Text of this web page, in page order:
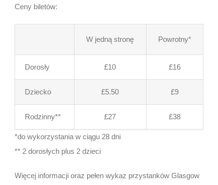
Ceny biletów:
W jedną stronę Powrotny*
Dorosły £10 £16
Dziecko £5.50 £9
Rodzinny** £27 £38
*do wykorzystania w ciągu 28 dni
** 2 dorosłych plus 2 dzieci
Więcej informacji oraz pełen wykaz przystanków Glasgow